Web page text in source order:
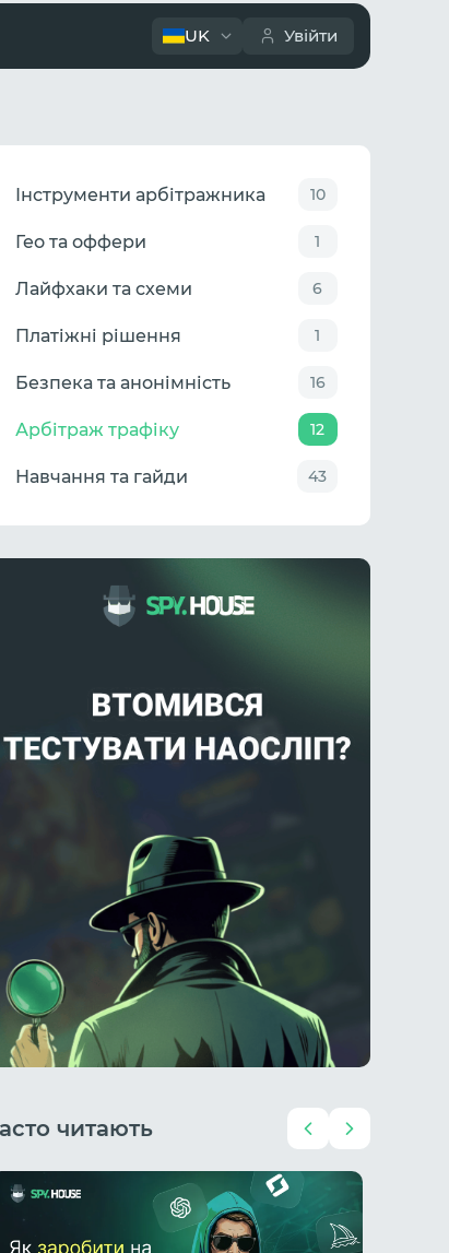
UK Увійти
Інструменти арбітражника 10
Гео та оффери 1
Лайфхаки та схеми 6
Платіжні рішення 1
Безпека та анонімність 16
Арбітраж трафіку 12
Навчання та гайди 43
читають